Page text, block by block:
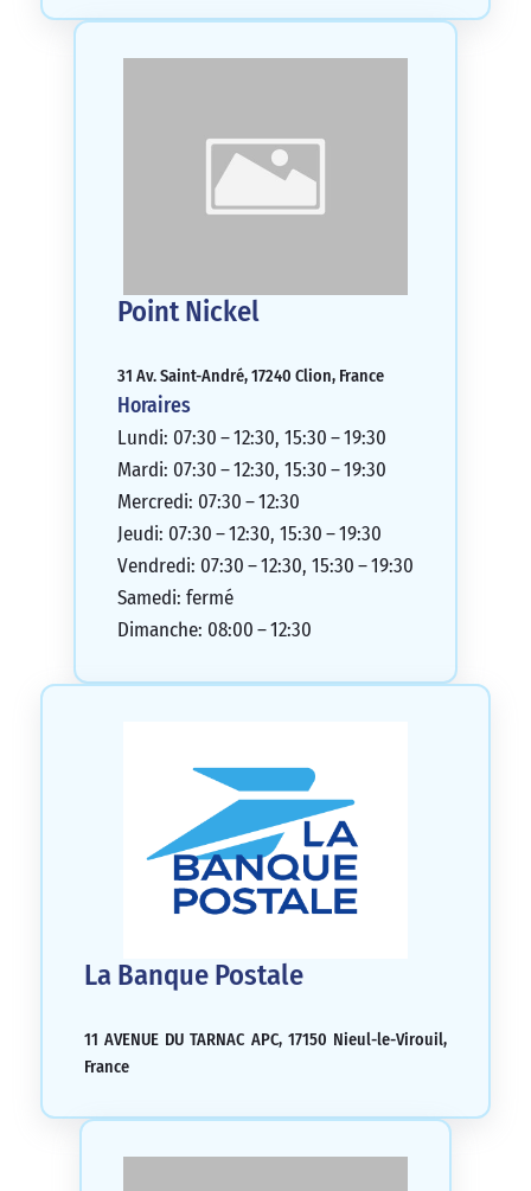
Point Nickel
31 Av. Saint-André, 17240 Clion, France
Horaires
Lundi: 07:30 – 12:30, 15:30 – 19:30
Mardi: 07:30 – 12:30, 15:30 – 19:30
Mercredi: 07:30 – 12:30
Jeudi: 07:30 – 12:30, 15:30 – 19:30
Vendredi: 07:30 – 12:30, 15:30 – 19:30
Samedi: fermé
Dimanche: 08:00 – 12:30
La Banque Postale
11 AVENUE DU TARNAC APC, 17150 Nieul-le-Virouil,
France